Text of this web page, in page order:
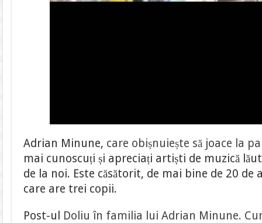
Adrian Minune, care obișnuiește să joace la
mai cunoscuți și apreciați artiști de muzică
de la noi. Este căsătorit, de mai bine de 20 de
care are trei copii.
Post-ul Doliu în familia lui Adrian Minune.